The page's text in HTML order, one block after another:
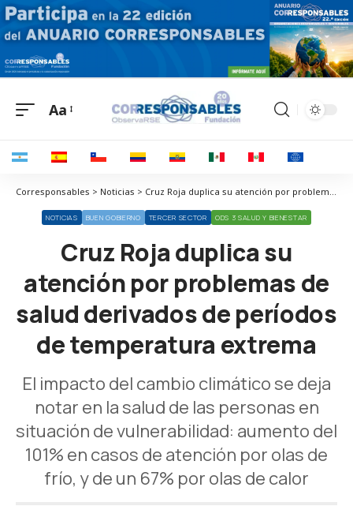
Aa
Corresponsables > Noticias > Cruz Roja duplica su atención por problemas de salud derivados de períodos de temperatura extrema
NOTICIAS BUEN GOBIERNO TERCER SECTOR ODS 3 SALUD Y BIENESTAR
Cruz Roja duplica su
atención por problemas de
salud derivados de períodos
de temperatura extrema
El impacto del cambio climático se deja
notar en la salud de las personas en
situación de vulnerabilidad: aumento del
101% en casos de atención por olas de
frío, y de un 67% por olas de calor